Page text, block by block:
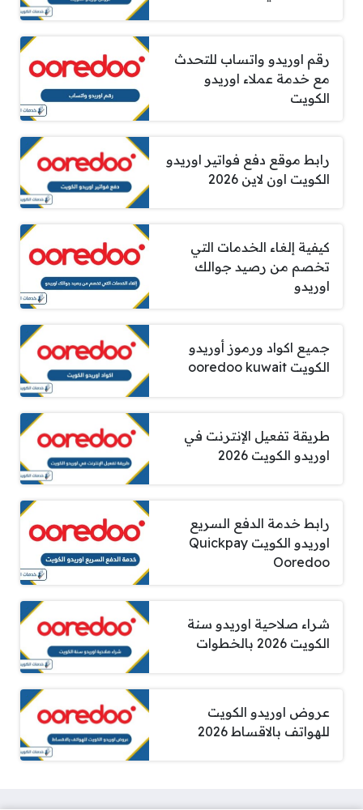
رقم اوريدو واتساب للتحدث
مع خدمة عملاء اوريدو
الكويت
رابط موقع دفع فواتير اوريدو
الكويت اون لاين 2026
كيفية إلغاء الخدمات التي
تخصم من رصيد جوالك
اوريدو
جميع اكواد ورموز أوريدو
الكويت ooredoo kuwait
طريقة تفعيل الإنترنت في
اوريدو الكويت 2026
رابط خدمة الدفع السريع
اوريدو الكويت Quickpay
Ooredoo
شراء صلاحية اوريدو سنة
الكويت 2026 بالخطوات
عروض اوريدو الكويت
للهواتف بالاقساط 2026